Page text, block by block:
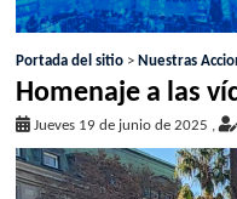
Portada del sitio > Nuestras
Homenaje a las
Jueves 19 de junio de 2025 ,